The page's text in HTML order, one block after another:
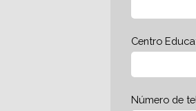
Centro
Número de